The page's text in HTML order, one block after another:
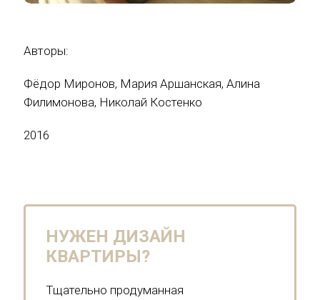
Авторы:
Фёдор Миронов, Мария Аршанская, Алина
Филимонова, Николай Костенко
2016
НУЖЕН ДИЗАЙН
КВАРТИРЫ?
Тщательно продуманная